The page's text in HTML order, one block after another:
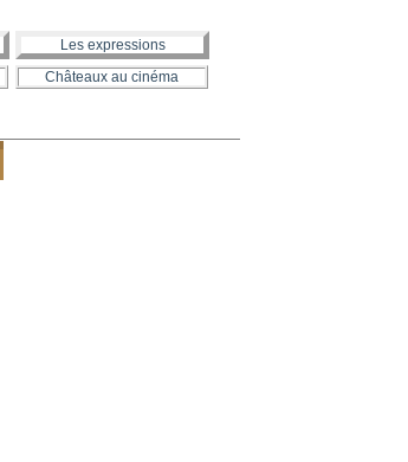
Les expressions
Châteaux au cinéma